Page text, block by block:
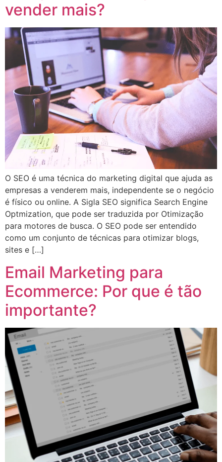
vender mais?
O SEO é uma técnica do marketing digital que ajuda as
empresas a venderem mais, independente se o negócio
é físico ou online. A Sigla SEO significa Search Engine
Optmization, que pode ser traduzida por Otimização
para motores de busca. O SEO pode ser entendido
como um conjunto de técnicas para otimizar blogs,
sites e […]
Email Marketing para
Ecommerce: Por que é tão
importante?